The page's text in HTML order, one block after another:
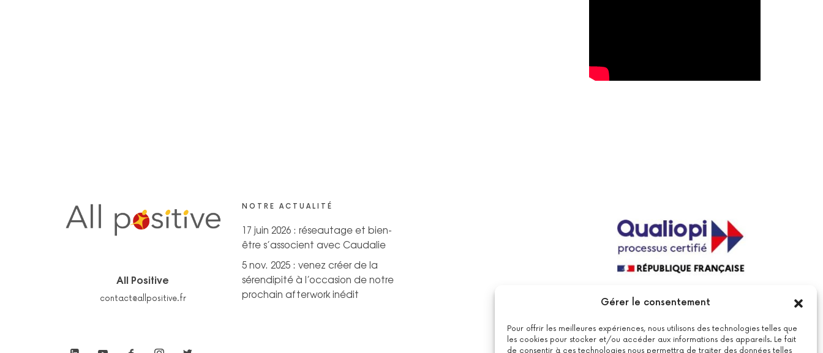
Gérer le consentement
Pour offrir les meilleures expériences, nous utilisons des technologies telles que
les cookies pour stocker et/ou accéder aux informations des appareils. Le fait
de consentir à ces technologies nous permettra de traiter des données telles
All Positive
contact@allpositive.fr
NOTRE ACTUALITÉ
17 juin 2026 : réseautage et bien-
être s’associent avec Caudalie
5 nov. 2025 : venez créer de la
sérendipité à l’occasion de notre
prochain afterwork inédit
La certification qualité a été délivrée au
de formations.Voir le certificat